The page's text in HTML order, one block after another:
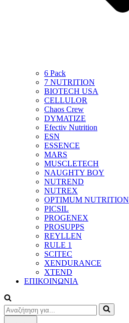
6 Pack
7 NUTRITION
BIOTECH USA
CELLULOR
Chaos Crew
DYMATIZE
Efectiv Nutrition
ESN
ESSENCE
MARS
MUSCLETECH
NAUGHTY BOY
NUTREND
NUTREX
OPTIMUM NUTRITION
PICSIL
PROGENEX
PROSUPPS
REYLLEN
RULE 1
SCITEC
XENDURANCE
XTEND
ΕΠΙΚΟΙΝΩΝΙΑ
Αναζήτηση
για...